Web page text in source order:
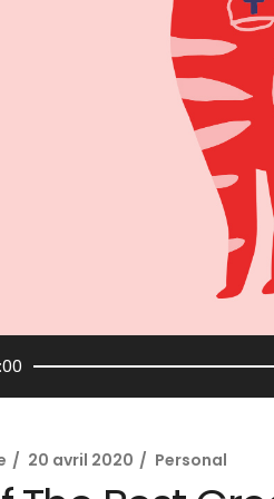
20 avril 2020 Personal